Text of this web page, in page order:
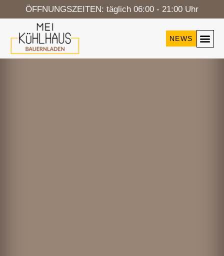
ÖFFNUNGSZEITEN: täglich 06:00 - 21:00 Uhr
NEWS